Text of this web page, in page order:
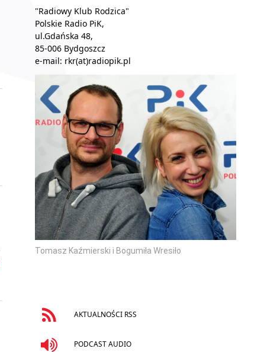
"Radiowy Klub Rodzica"
Polskie Radio PiK,
ul.Gdańska 48,
85-006 Bydgoszcz
e-mail: rkr(at)radiopik.pl
Tomasz Kaźmierski i Bogumiła Wresiło
AKTUALNOŚCI RSS
PODCAST AUDIO